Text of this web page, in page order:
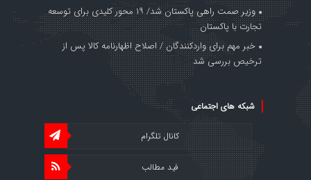
وزیر صمت راهی پاکستان شد/ ۱۹ محور کلیدی برای توسعه
تجارت با پاکستان
خبر مهم برای واردکنندگان / اصلاح اظهارنامه کالا پس از
ترخیص بررسی شد
شبکه های اجتماعی
کانال تلگرام
فید مطالب